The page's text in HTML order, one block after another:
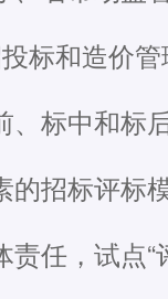
标和造价
、标中和标
的招标评标
责任，试点